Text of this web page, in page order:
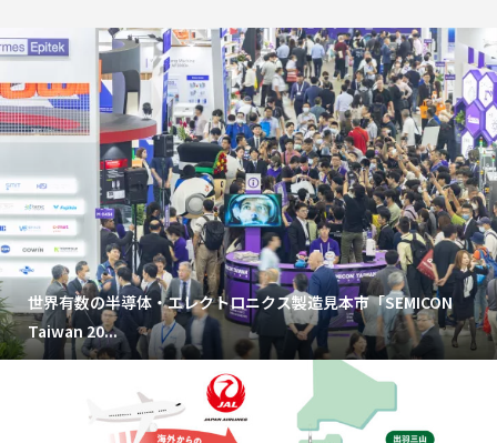
世界有数の半導体・エレクトロニクス製造見本市「SEMICON
Taiwan 20...